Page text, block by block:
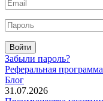
Войти
Забыли пароль?
Реферальная программа
Блог
31.07.2026